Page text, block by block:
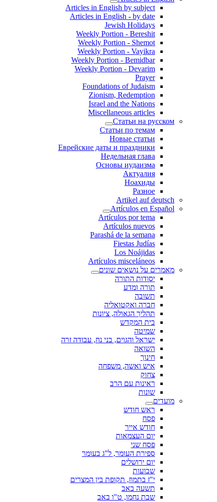
Articles in English by subject
Articles in English - by date
Jewish Holidays
Weekly Portion - Bereshit
Weekly Portion - Shemot
Weekly Portion - Vayikra
Weekly Portion - Bemidbar
Weekly Portion - Devarim
Prayer
Foundations of Judaism
Zionism, Redemption
Israel and the Nations
Miscellaneous articles
Статьи на русском
Статьи по темам
Новые статьи
Еврейские даты и праздники
Недельная глава
Основы иудаизма
Актуалия
Ноахиды
Разное
Artikel auf deutsch
Artículos en Español
Artículos por tema
Artículos nuevos
Parashá de la semana
Fiestas Judías
Los Noájidas
Artículos misceláneos
מאמרים על נושאים שונים
יסודות התורה
תורה ומדע
תשובה
חברה ואקטואליה
תהליך הגאולה, ציונות
בית המקדש
שמיטה
ישראל והגוים, בני נח, עבודה זרה
השואה
חינוך
איש ואשה, משפחה
צחוק
ראינות עם הרב
שונות
מועדים
ראש חודש
פסח
חודש אייר
יום העצמאות
פסח שני
ספירת העומר, ל"ג בעומר
יום ירושלים
שבועות
י"ז בתמוז, תקופת בין המצרים
תשעה באב
שבת נחמו, ט"ו באב